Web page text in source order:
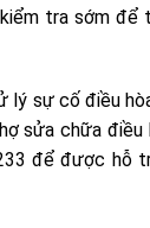
tra sớm để
lý sự cố điều
sửa chữa điều
để được hỗ